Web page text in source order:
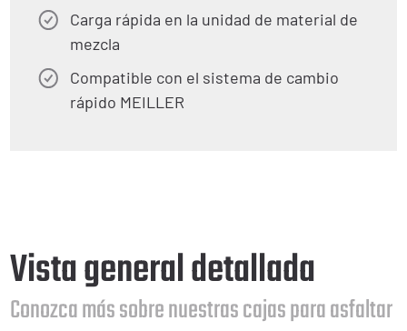
Carga rápida en la unidad de material de
mezcla
Compatible con el sistema de cambio
rápido MEILLER
Vista general detallada
Conozca más sobre nuestras cajas para asfaltar